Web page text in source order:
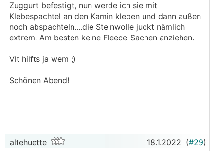
Zuggurt befestigt, nun werde ich sie mit
Klebespachtel an den Kamin kleben und dann außen
noch abspachteln....die Steinwolle juckt nämlich
extrem! Am besten keine Fleece-Sachen anziehen.
Vlt hilfts ja wem ;)
Schönen Abend!
altehuette 18.1.2022 (#29)